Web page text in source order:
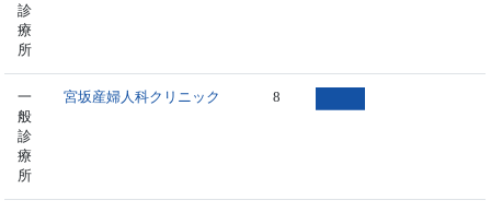
診
療
所
一
般
診
療
所
宮坂産婦人科クリニック 8